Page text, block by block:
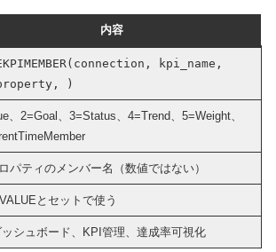
内容
kpi_name,
)
、2=Goal、3=Status、4=Trend、5=Weight、
パティのメンバー名（数値ではない）
とセットで使う
シュボード、KPI管理、達成率可視化